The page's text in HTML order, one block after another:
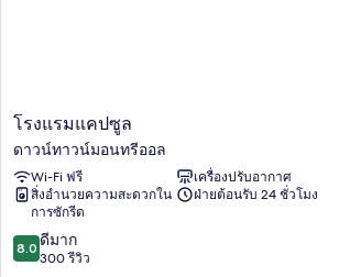
โรงแรม
แคปซูล
ดาวน์
ทาวน์
มอ
นท
รี
ออล
โรงแรมแคปซูล
ดาวน์ทาวน์มอนทรีออล
Wi-Fi ฟรี
เครื่องปรับอากาศ
สิ่งอำนวยความสะดวกใน
การซักรีด
ฝ่ายต้อนรับ 24 ชั่วโมง
8.0
จาก
8.0 ดีมาก
300 รีวิว